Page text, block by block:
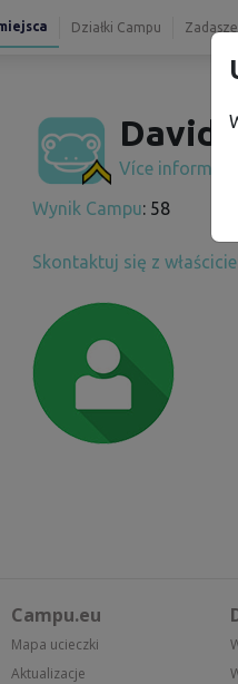
Działki Campu
David
Více informací
Wynik Campu: 58
Skontaktuj się z
Campu.eu
Mapa ucieczki
Aktualizacje